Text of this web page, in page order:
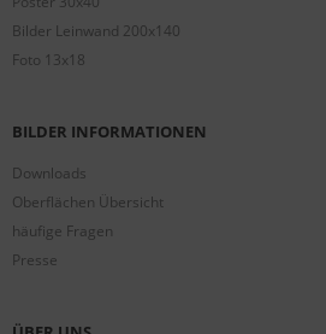
Bilder Leinwand 200x140
Foto 13x18
BILDER INFORMATIONEN
Downloads
Oberflächen Übersicht
häufige Fragen
Presse